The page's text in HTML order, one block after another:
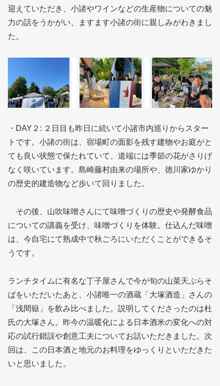
迎えていただき、小諸やワインなどの生産物についての魅
力の話をうかがい、ますます小諸の街に親しみがわきまし
た。
・DAY２: ２日目も昨日に続いて小諸市内巡りからスター
トです。小諸の街は、宿場町の面影を残す建物やお庭がと
ても良い状態で保たれていて、道端には季節の花がさりげ
なく咲いています。島崎藤村由来の場所や、徳川家ゆかり
の歴史的建造物など歩いて回りました。
その後、山吹味噌さんにて味噌づくりの歴史や発酵食品
についての講義を受け、味噌づくりを体験。仕込んだ味噌
は、今自宅にて熟成中で秋ごろにいただくことができるそ
うです。
ランチタイムに有名な丁子屋さんで今が旬の山菜天ぷらそ
ばをいただいたあと、小諸唯一の酒蔵「大塚酒造」さんの
「浅間嶽」を飲み比べました。説明してくださったのは杜
氏の大塚さん。昨今の温暖化による日本酒米の変化への対
応の試行錯誤や創意工夫についてお話いただきました。次
回は、この日本酒と地元のお料理をゆっくりといただきた
いと思いました。